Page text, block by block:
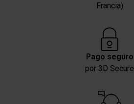
Francia)
Pago seguro
por 3D Secure